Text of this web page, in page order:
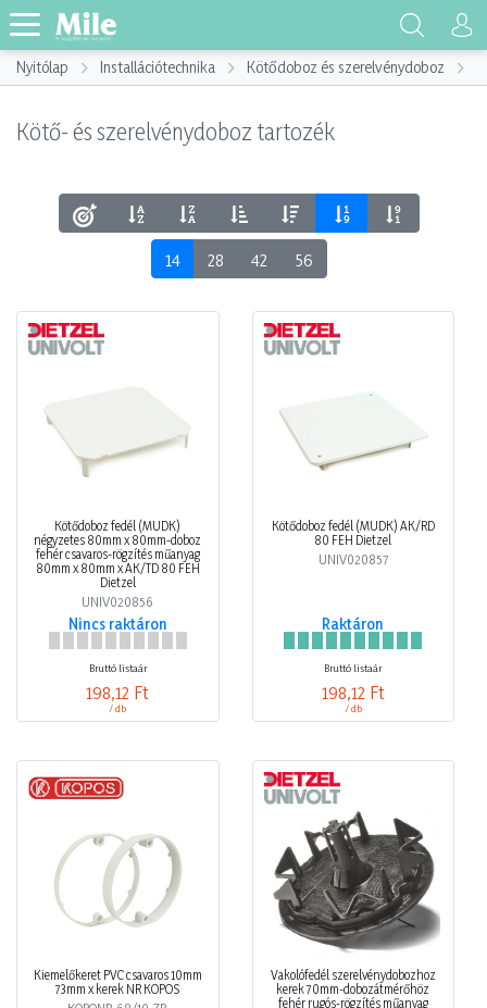
Nyitólap Installációtechnika Kötődoboz és szerelvénydoboz
Kötő- és szerelvénydoboz tartozék
14 28 42 56
Kötődoboz fedél (MÜDK)
négyzetes 80mm x 80mm-doboz
fehér csavaros-rögzítés műanyag
80mm x 80mm x AK/TD 80 FEH
Dietzel
UNIV020856
Nincs raktáron
Bruttó listaár
198,12 Ft
/ db
Kötődoboz fedél (MÜDK) AK/RD
80 FEH Dietzel
UNIV020857
Raktáron
Bruttó listaár
198,12 Ft
/ db
Kiemelőkeret PVC csavaros 10mm
73mm x kerek NR KOPOS
Vakolófedél szerelvénydobozhoz
kerek 70mm-dobozátmérőhöz
fehér rugós-rögzítés műanyag